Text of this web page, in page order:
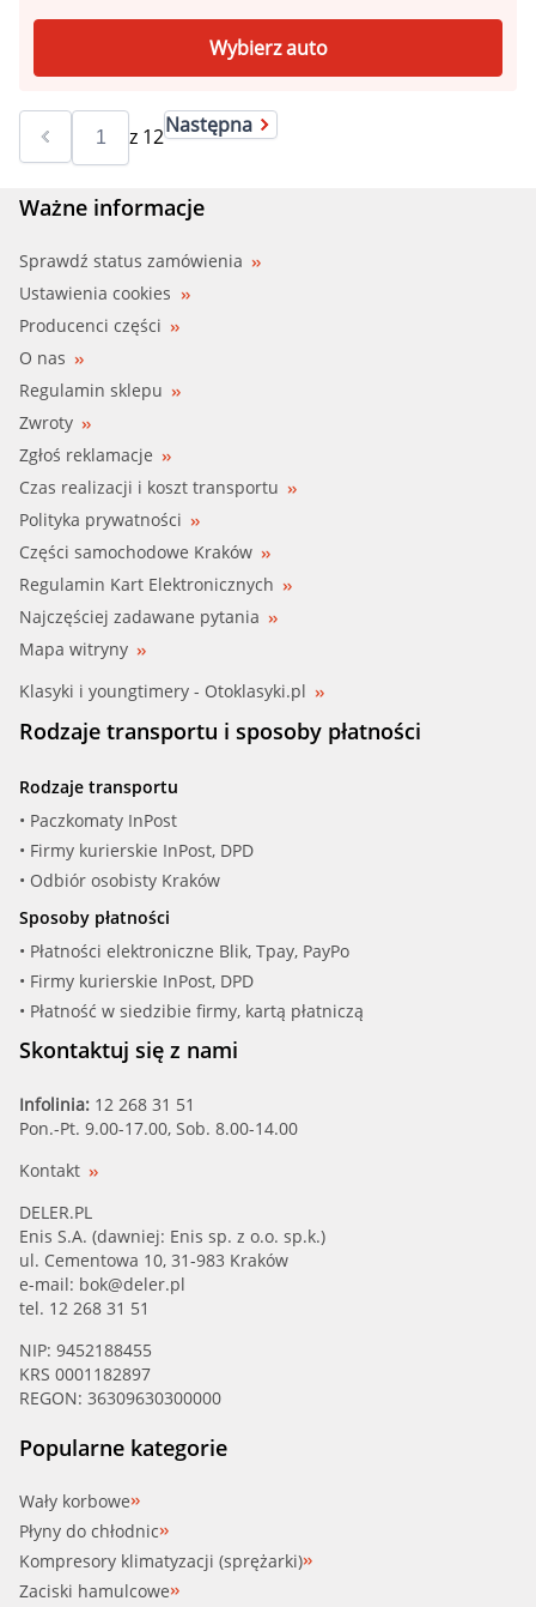
Wybierz auto
z 12Następna
Ważne informacje
Sprawdź status zamówienia
Ustawienia cookies
Producenci części
O nas
Regulamin sklepu
Zwroty
Zgłoś reklamacje
Czas realizacji i koszt transportu
Polityka prywatności
Części samochodowe Kraków
Regulamin Kart Elektronicznych
Najczęściej zadawane pytania
Mapa witryny
Klasyki i youngtimery - Otoklasyki.pl
Rodzaje transportu i sposoby płatności
Rodzaje transportu
• Paczkomaty InPost
• Firmy kurierskie InPost, DPD
• Odbiór osobisty Kraków
Sposoby płatności
• Płatności elektroniczne Blik, Tpay, PayPo
• Firmy kurierskie InPost, DPD
• Płatność w siedzibie firmy, kartą płatniczą
Skontaktuj się z nami
Infolinia: 12 268 31 51
Pon.-Pt. 9.00-17.00, Sob. 8.00-14.00
Kontakt
DELER.PL
Enis S.A. (dawniej: Enis sp. z o.o. sp.k.)
ul. Cementowa 10, 31-983 Kraków
e-mail: bok@deler.pl
tel. 12 268 31 51
NIP: 9452188455
KRS 0001182897
REGON: 36309630300000
Popularne kategorie
Wały korbowe
Płyny do chłodnic
Kompresory klimatyzacji (sprężarki)
Zaciski hamulcowe